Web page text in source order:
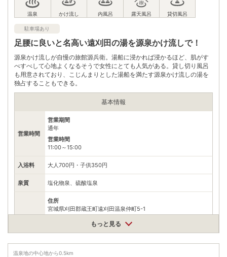
※ 掲載情報は変更になる場合があります。最新の内容はご利用前にご自身でお
※ 料金情報は税込・税抜表記が混ざっております。正しい金額はご利用前にご
自身でお問合せください。
駐車場あり
足腰に良いと名高い遠刈田の湯を源泉かけ流しで！
源泉かけ流しが自慢の旅館源兵衛。湯船に浸かれば浸かるほど、肌がす
べすべして心地よくなるそうで女性にとても人気がある。貸し切り風呂
も用意されており、こじんまりとした湯船を満たす源泉かけ流しの湯を
独占することもできる。
基本情報
営業時間
営業期間
通年
営業時間
11:00～15:00
入浴料 大人700円・子供350円
泉質 塩化物泉、硫酸塩泉
アクセス
住所
宮城県刈田郡蔵王町遠刈田温泉仲町5-1
白石ICより約30分
公共交通機関
もっと見る
温泉地の中心地から0.5km